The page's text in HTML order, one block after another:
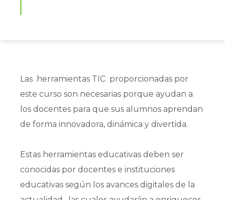
Las herramientas TIC proporcionadas por
este curso son necesarias porque ayudan a
los docentes para que sus alumnos aprendan
de forma innovadora, dinámica y divertida.
Estas herramientas educativas deben ser
conocidas por docentes e instituciones
educativas según los avances digitales de la